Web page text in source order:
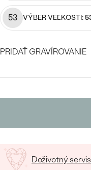
53 VÝBER VEĽKOSTI:
PRIDAŤ GRAVÍROVANIE
Doživotný servis